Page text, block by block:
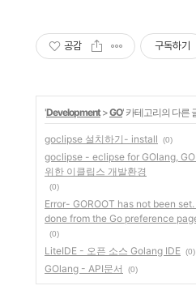
공감 구독하기
'Development>GO' 카테고리의 다른
goclipse 설치하기- install (0)
goclipse - eclipse for GOlang, GO
위한 이클립스 개발환경
(0)
Error- GOROOT has not been
done from the Go preference
(0)
LiteIDE - 오픈 소스 Golang IDE (0)
GOlang - API문서 (0)